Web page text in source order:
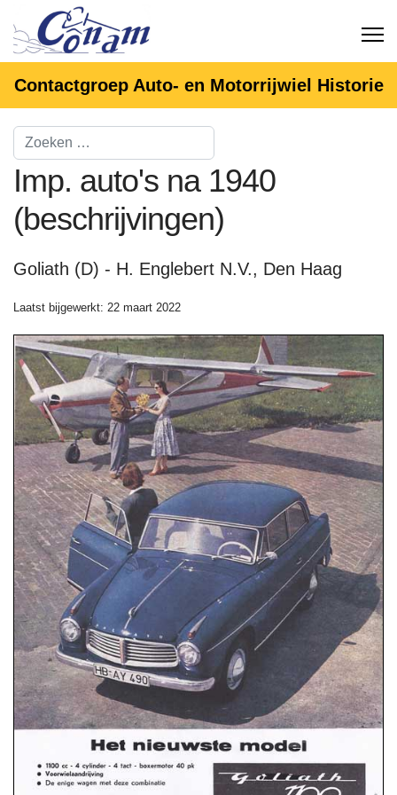
Contactgroep Auto- en Motorrijwiel Historie
Imp. auto's na 1940
(beschrijvingen)
Goliath (D) - H. Englebert N.V., Den Haag
Laatst bijgewerkt: 22 maart 2022